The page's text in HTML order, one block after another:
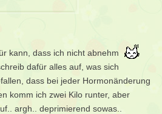
kann, dass ich nicht abnehm
dafür alles auf, was sich
dass bei jeder Hormonänderung
komm ich zwei Kilo runter, aber
argh.. deprimierend sowas..